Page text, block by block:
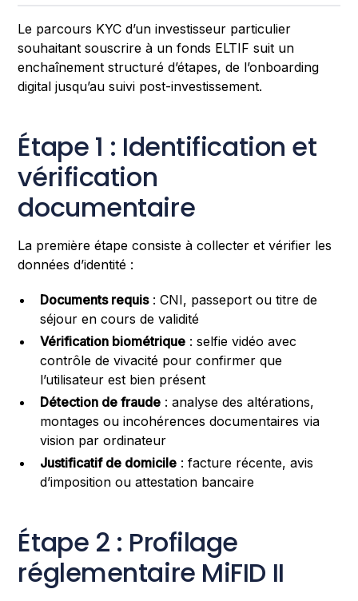
Le parcours KYC d’un investisseur particulier
souhaitant souscrire à un fonds ELTIF suit un
enchaînement structuré d’étapes, de l’onboarding
digital jusqu’au suivi post-investissement.
Étape 1 : Identification et
vérification
documentaire
La première étape consiste à collecter et vérifier les
données d’identité :
Documents requis: CNI, passeport ou titre de
séjour en cours de validité
Vérification biométrique : selfie vidéo avec
contrôle de vivacité pour confirmer que
l’utilisateur est bien présent
Détection de fraude : analyse des altérations,
montages ou incohérences documentaires via
vision par ordinateur
Justificatif de domicile : facture récente, avis
d’imposition ou attestation bancaire
Étape 2 : Profilage
réglementaire MiFID II